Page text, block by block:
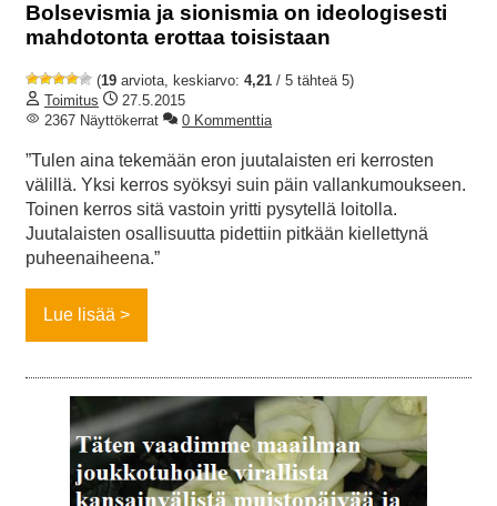
Bolsevismia ja sionismia on ideologisesti
mahdotonta erottaa toisistaan
(19 arviota, keskiarvo: 4,21 / 5 tähteä 5)
Toimitus
27.5.2015
2367 Näyttökerrat
0 Kommenttia
”Tulen aina tekemään eron juutalaisten eri kerrosten
välillä. Yksi kerros syöksyi suin päin vallankumoukseen.
Toinen kerros sitä vastoin yritti pysytellä loitolla.
Juutalaisten osallisuutta pidettiin pitkään kiellettynä
puheenaiheena.”
Lue lisää